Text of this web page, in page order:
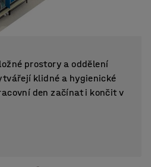
prostory a oddělení
klidné a hygienické
den začínat i končit v